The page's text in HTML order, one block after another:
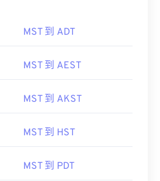
MST 到 ADT
MST 到 AEST
MST 到 AKST
MST 到 HST
MST 到 PDT